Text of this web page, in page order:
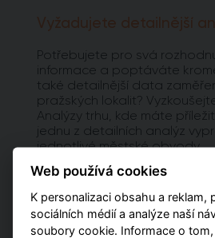
Vyžadujete detailnější
Potřebujete pro svá
informace a poptáváte
také detailnější data
pražských lokalit?
Analýzy trhu, kde máte
jednu z detailních analýz
jednotlivé městské obvody.
PŘEJÍT NA ANALÝZY
Web používá cookies
K personalizaci obsahu a reklam,
sociálních médií a analýze naší
soubory cookie. Informace o